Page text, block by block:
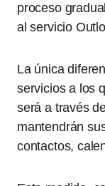
proceso
al servicio
La única
servicios a los
será a través
mantendrán
contactos,